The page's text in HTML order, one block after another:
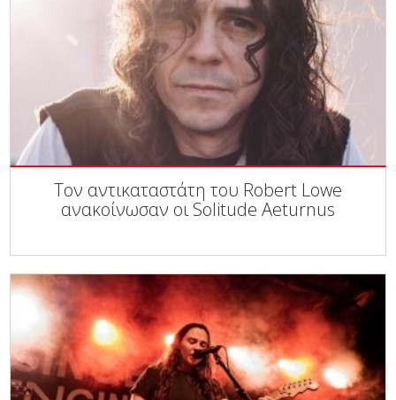
Τον αντικαταστάτη του Robert Lowe
ανακοίνωσαν οι Solitude Aeturnus